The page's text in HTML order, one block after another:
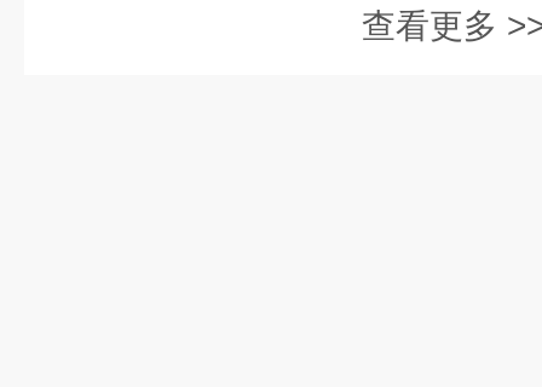
查看更多